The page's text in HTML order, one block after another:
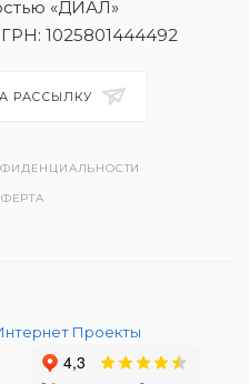
«ДИАЛ»
1025801444492
РАССЫЛКУ
Проекты